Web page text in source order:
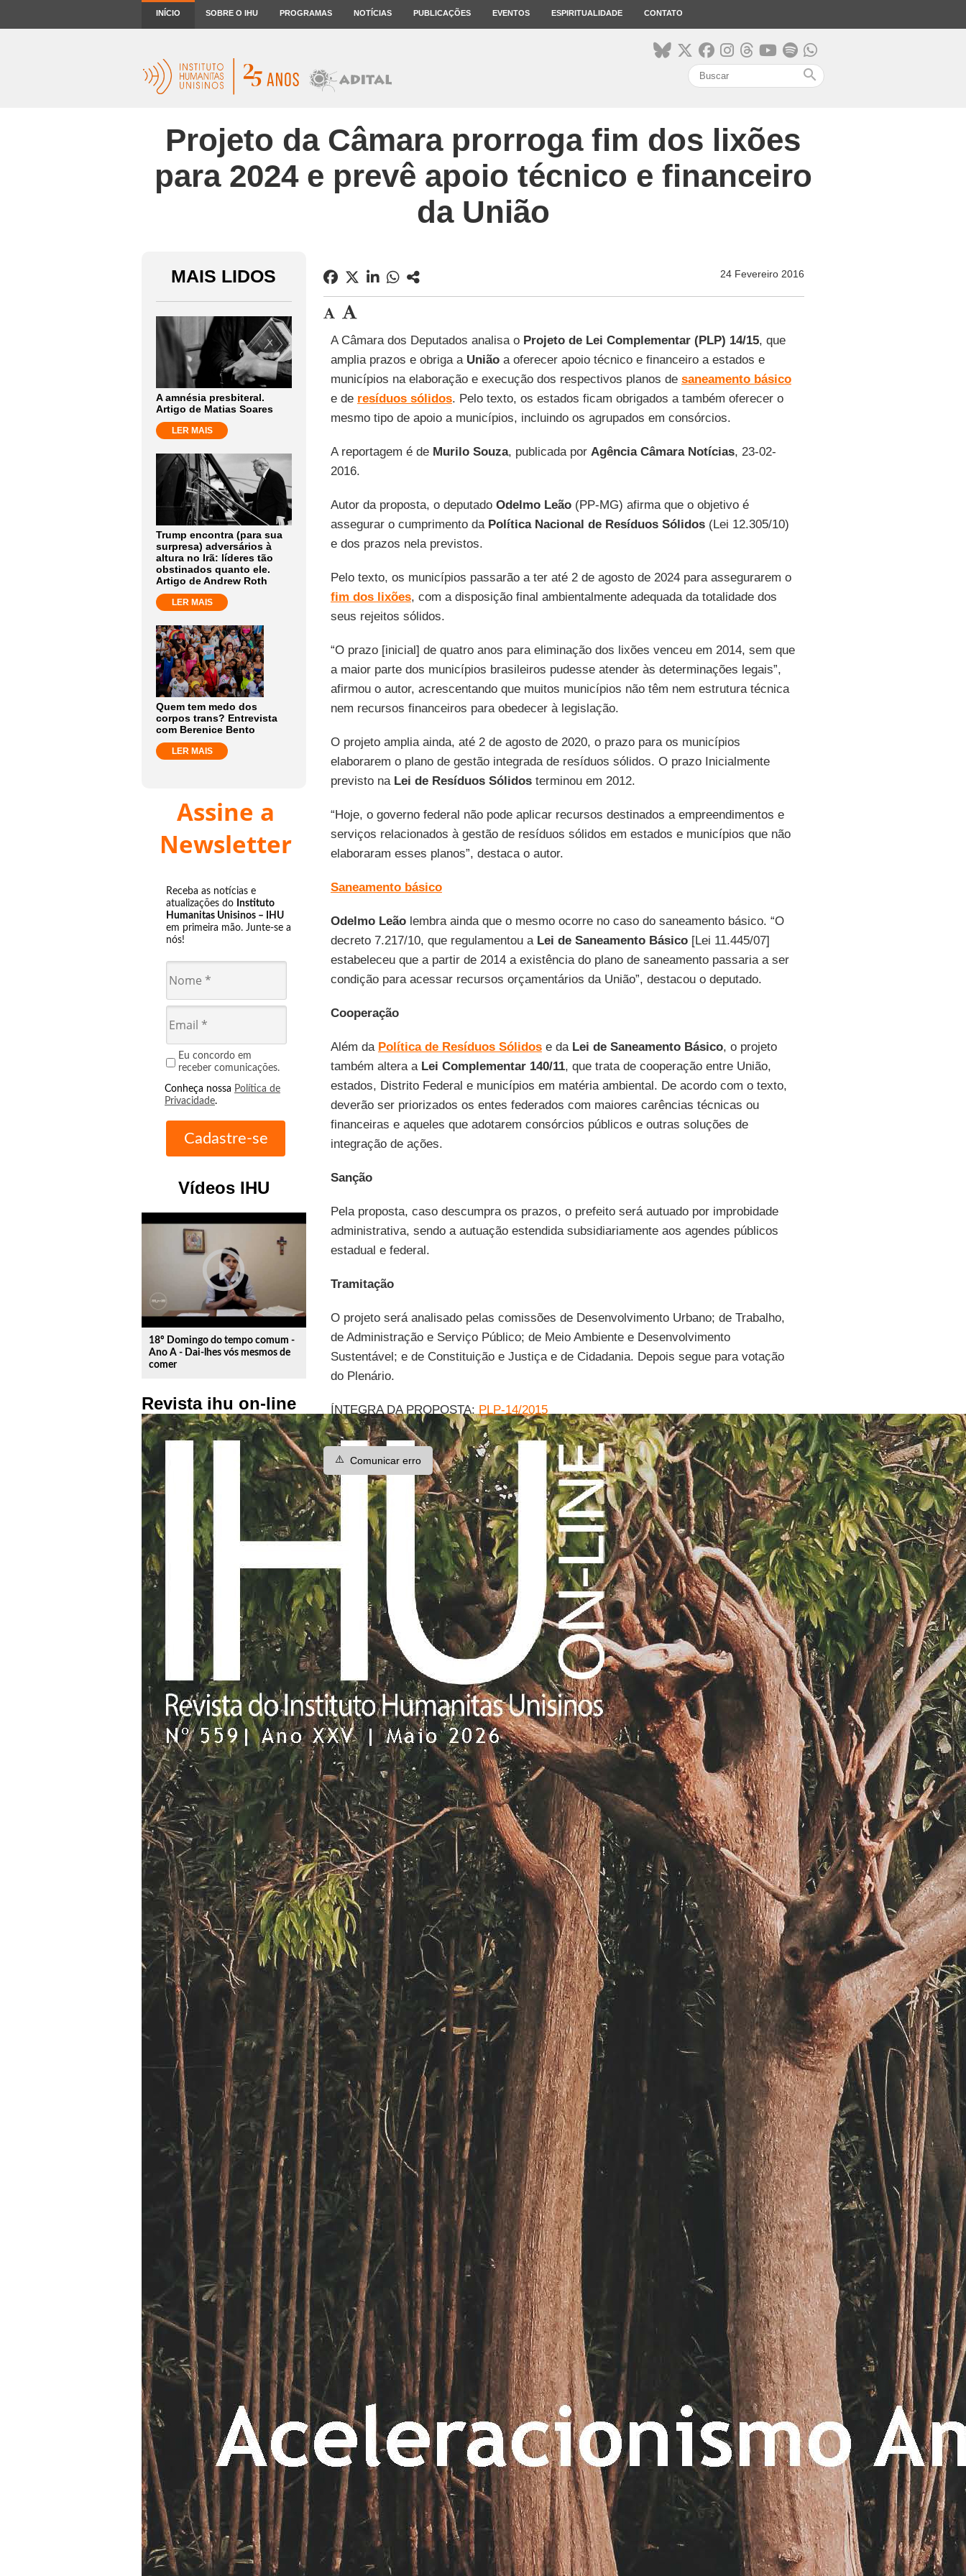
INÍCIO SOBRE O IHU PROGRAMAS NOTÍCIAS PUBLICAÇÕES EVENTOS ESPIRITUALIDADE CONTATO
search
Projeto da Câmara prorroga fim dos lixões
para 2024 e prevê apoio técnico e financeiro
da União
MAIS LIDOS
A amnésia presbiteral.
Artigo de Matias Soares
LER MAIS
Trump encontra (para sua
surpresa) adversários à
altura no Irã: líderes tão
obstinados quanto ele.
Artigo de Andrew Roth
LER MAIS
Quem tem medo dos
corpos trans? Entrevista
com Berenice Bento
LER MAIS
Assine a
Newsletter
Receba as notícias e
atualizações do Instituto
Humanitas Unisinos – IHU
em primeira mão. Junte-se a
nós!
Eu concordo em
receber comunicações.
Conheça nossa Política de
Privacidade.
Vídeos IHU
play_circle_outline
18º Domingo do tempo comum -
Ano A - Dai-lhes vós mesmos de
comer
Revista ihu on-line
24 Fevereiro 2016
A Câmara dos Deputados analisa o Projeto de Lei Complementar (PLP) 14/15, que
amplia prazos e obriga a Uniãoa oferecer apoio técnico e financeiro a estados e
municípios na elaboração e execução dos respectivos planos de saneamento básico
e de resíduos sólidos. Pelo texto, os estados ficam obrigados a também oferecer o
mesmo tipo de apoio a municípios, incluindo os agrupados em consórcios.
A reportagem é de Murilo Souza, publicada por Agência Câmara Notícias, 23-02-
2016.
Autor da proposta, o deputado Odelmo Leão(PP-MG) afirma que o objetivo é
assegurar o cumprimento da Política Nacional de Resíduos Sólidos(Lei 12.305/10)
e dos prazos nela previstos.
Pelo texto, os municípios passarão a ter até 2 de agosto de 2024 para assegurarem o
fim dos lixões, com a disposição final ambientalmente adequada da totalidade dos
seus rejeitos sólidos.
“O prazo [inicial] de quatro anos para eliminação dos lixões venceu em 2014, sem que
a maior parte dos municípios brasileiros pudesse atender às determinações legais”,
afirmou o autor, acrescentando que muitos municípios não têm nem estrutura técnica
nem recursos financeiros para obedecer à legislação.
O projeto amplia ainda, até 2 de agosto de 2020, o prazo para os municípios
elaborarem o plano de gestão integrada de resíduos sólidos. O prazo Inicialmente
previsto na Lei de Resíduos Sólidosterminou em 2012.
“Hoje, o governo federal não pode aplicar recursos destinados a empreendimentos e
serviços relacionados à gestão de resíduos sólidos em estados e municípios que não
elaboraram esses planos”, destaca o autor.
Saneamento básico
Odelmo Leãolembra ainda que o mesmo ocorre no caso do saneamento básico. “O
decreto 7.217/10, que regulamentou a Lei de Saneamento Básico[Lei 11.445/07]
estabeleceu que a partir de 2014 a existência do plano de saneamento passaria a ser
condição para acessar recursos orçamentários da União”, destacou o deputado.
Cooperação
Além da Política de Resíduos Sólidose daLei de Saneamento Básico, o projeto
também altera a Lei Complementar 140/11, que trata de cooperação entre União,
estados, Distrito Federal e municípios em matéria ambiental. De acordo com o texto,
deverão ser priorizados os entes federados com maiores carências técnicas ou
financeiras e aqueles que adotarem consórcios públicos e outras soluções de
integração de ações.
Sanção
Pela proposta, caso descumpra os prazos, o prefeito será autuado por improbidade
administrativa, sendo a autuação estendida subsidiariamente aos agendes públicos
estadual e federal.
Tramitação
O projeto será analisado pelas comissões de Desenvolvimento Urbano; de Trabalho,
de Administração e Serviço Público; de Meio Ambiente e Desenvolvimento
Sustentável; e de Constituição e Justiça e de Cidadania. Depois segue para votação
do Plenário.
ÍNTEGRA DA PROPOSTA: PLP-14/2015
⚠️ Comunicar erro